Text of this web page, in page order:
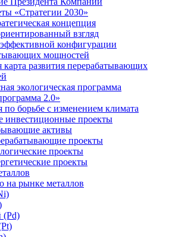
«Стратегии 2030»
концепция
взгляд
конфигурации
мощностей
развития перерабатывающих
экологическая программа
2.0»
по борьбе с изменением климата
инвестиционные проекты
активы
проекты
проекты
проекты
на рынке металлов
(Pd)